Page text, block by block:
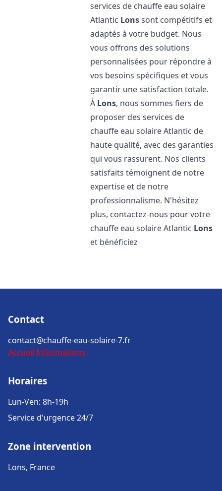
services de chauffe eau solaire
Atlantic Lonssont compétitifs et
adaptés à votre budget. Nous
vous offrons des solutions
personnalisées pour répondre à
vos besoins spécifiques et vous
garantir une satisfaction totale.
À Lons, nous sommes fiers de
proposer des services de
chauffe eau solaire Atlantic de
haute qualité, avec des garanties
qui vous rassurent. Nos clients
satisfaits témoignent de notre
expertise et de notre
professionnalisme. N'hésitez
plus, contactez-nous pour votre
chauffe eau solaire Atlantic Lons
et bénéficiez
Contact
contact@chauffe-eau-solaire-7.fr
Accueil Informations
Horaires
Lun-Ven: 8h-19h
Service d'urgence 24/7
Zone intervention
Lons, France